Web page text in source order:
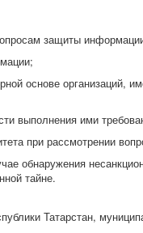
защиты
основе организаций,
выполнения ими
при рассмотрении
обнаружения
тайне.
Татарстан,